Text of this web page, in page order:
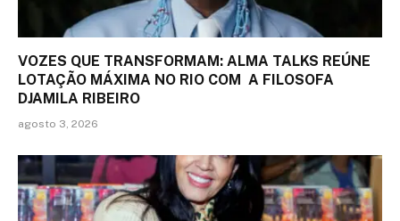
VOZES QUE TRANSFORMAM: ALMA TALKS REÚNE
LOTAÇÃO MÁXIMA NO RIO COM A FILOSOFA
DJAMILA RIBEIRO
agosto 3, 2026